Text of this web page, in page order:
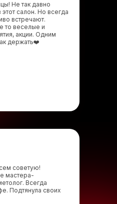
Не так давно
салон. Но всегда
встречают.
то веселые и
акции. Одним
держать❤️
советую!
мастера-
Всегда
Подтянула своих